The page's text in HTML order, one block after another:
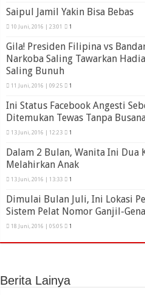
Saipul Jamil Yakin Bisa Bebas
10 Juni, 2016 | 23:01 1
Gila! Presiden Filipina vs
Narkoba Saling Tawarkan
Saling Bunuh
11 Juni, 2016 | 09:25 1
Ini Status Facebook Angesti
Ditemukan Tewas Tanpa
13 Juni, 2016 | 12:23 1
Dalam 2 Bulan, Wanita Ini Dua
Melahirkan Anak
13 Juni, 2016 | 13:33 1
Dimulai Bulan Juli, Ini Lokasi
Sistem Pelat Nomor Ganjil-
18 Juni, 2016 | 05:05 1
Berita Lainya